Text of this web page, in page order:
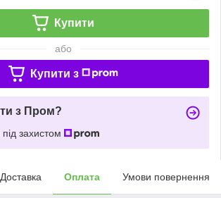
Купити
або
Купити з
з Пром?
захистом
Доставка Оплата Умови повернення